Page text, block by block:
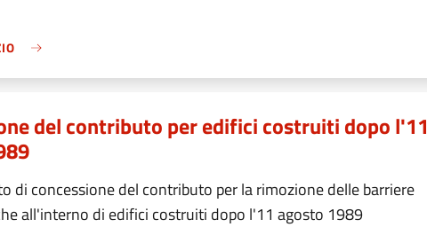
del contributo per edifici costruiti dopo l'11
di concessione del contributo per la rimozione delle barriere
all'interno di edifici costruiti dopo l'11 agosto 1989